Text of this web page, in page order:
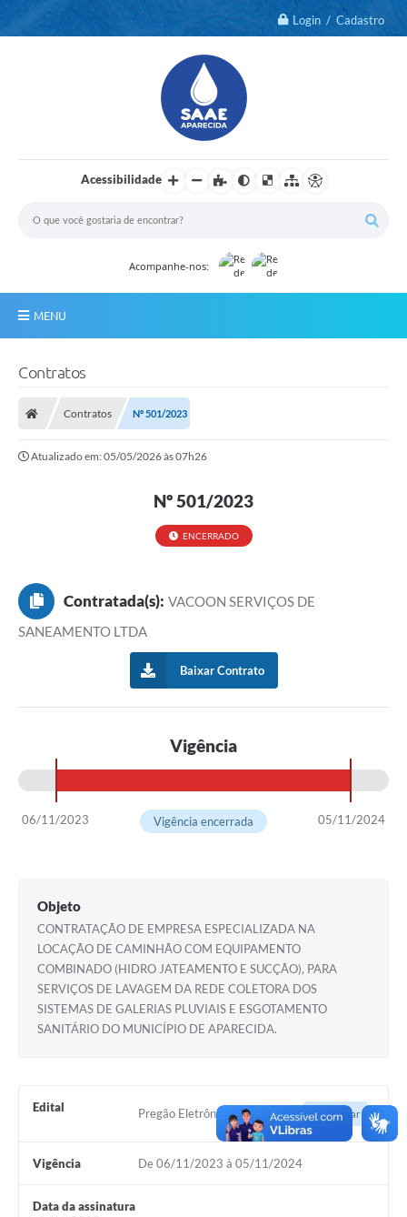
Login / Cadastro
Acessibilidade
Acompanhe-nos:
MENU
Tarifa de água
Contas Públicas
Recomendações e Avisos em Geral
Setores
Obras
Agenda
Links
Telefones Úteis
Contratos
Contratos Nº 501/2023
Atualizado em: 05/05/2026 às 07h26
Nº 501/2023
ENCERRADO
Contratada(s): VACOON SERVIÇOS DE
SANEAMENTO LTDA
Baixar Contrato
Vigência
06/11/2023 05/11/2024
Vigência encerrada
Objeto
CONTRATAÇÃO DE EMPRESA ESPECIALIZADA NA
LOCAÇÃO DE CAMINHÃO COM EQUIPAMENTO
COMBINADO (HIDRO JATEAMENTO E SUCÇÃO), PARA
SERVIÇOS DE LAVAGEM DA REDE COLETORA DOS
SISTEMAS DE GALERIAS PLUVIAIS E ESGOTAMENTO
SANITÁRIO DO MUNICÍPIO DE APARECIDA.
Edital Pregão Eletrônico nº 19/2023 Acessar
Vigência De 06/11/2023 à 05/11/2024
Data da assinatura